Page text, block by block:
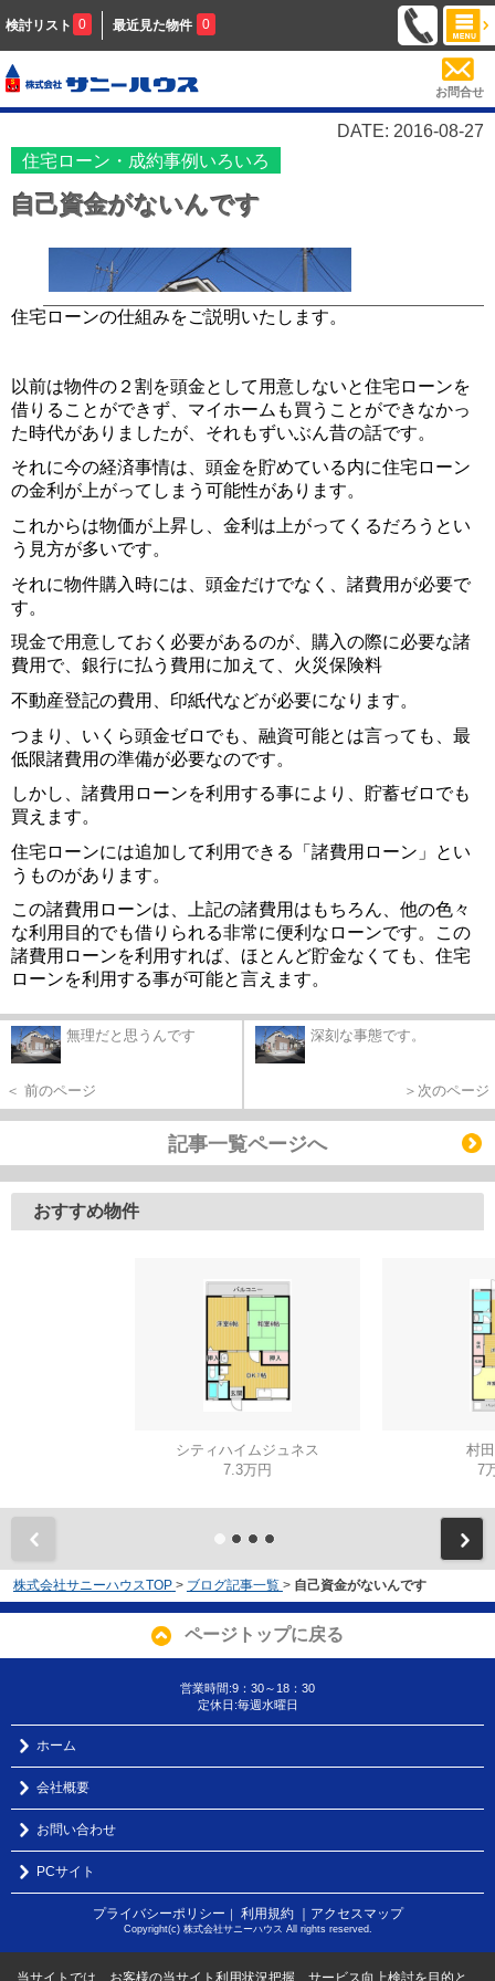
検討リスト 0 最近見た物件 0
お問合せ
DATE: 2016-08-27
住宅ローン・成約事例いろいろ
自己資金がないんです
無謀でしょうか？
住宅ローンの仕組みをご説明いたします。
以前は物件の２割を頭金として用意しないと住宅ローンを
借りることができず、マイホームも買うことができなかっ
た時代がありましたが、それもずいぶん昔の話です。
それに今の経済事情は、頭金を貯めている内に住宅ローン
の金利が上がってしまう可能性があります。
これからは物価が上昇し、金利は上がってくるだろうとい
う見方が多いです。
それに物件購入時には、頭金だけでなく、諸費用が必要で
す。
現金で用意しておく必要があるのが、購入の際に必要な諸
費用で、銀行に払う費用に加えて、火災保険料
不動産登記の費用、印紙代などが必要になります。
つまり、いくら頭金ゼロでも、融資可能とは言っても、最
低限諸費用の準備が必要なのです。
しかし、諸費用ローンを利用する事により、貯蓄ゼロでも
買えます。
住宅ローンには追加して利用できる「諸費用ローン」とい
うものがあります。
この諸費用ローンは、上記の諸費用はもちろん、他の色々
な利用目的でも借りられる非常に便利なローンです。この
諸費用ローンを利用すれば、ほとんど貯金なくても、住宅
ローンを利用する事が可能と言えます。
無理だと思うんです
＜ 前のページ
深刻な事態です。
＞次のページ
記事一覧ページへ
おすすめ物件
シティハイムジュネス
7.3万円
村
7
株式会社サニーハウスTOP > ブログ記事一覧 > 自己資金がないんです
ページトップに戻る
営業時間:9：30～18：30
定休日:毎週水曜日
ホーム
会社概要
お問い合わせ
PCサイト
プライバシーポリシー 利用規約 ｜アクセスマップ
Copyright(c) 株式会社サニーハウス All rights reserved.
当サイトでは、お客様の当サイト利用状況把握、サービス向上検討を目的と